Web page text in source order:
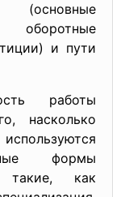
оборотные
и пути
работы
насколько
формы
такие, как